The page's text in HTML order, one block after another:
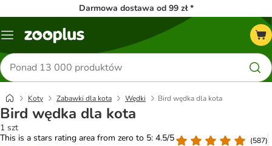
Darmowa dostawa od 99 zł *
Menu
Szukaj
produktów
Koty Zabawki dla kota Wędki Bird wędka dla kota
Bird wędka dla kota
1 szt
This is a stars rating area from zero to 5: 4.5/5
(587)